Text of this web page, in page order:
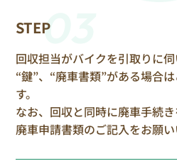
STEP03
回収担当がバイクを引取りに伺
“鍵”、“廃車書類”がある場合
す。
なお、回収と同時に廃車手続
廃車申請書類のご記入をお願い